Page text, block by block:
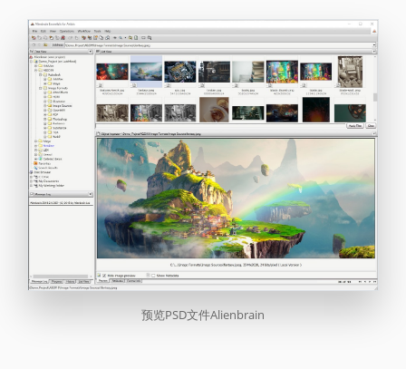
预览PSD文件Alienbrain